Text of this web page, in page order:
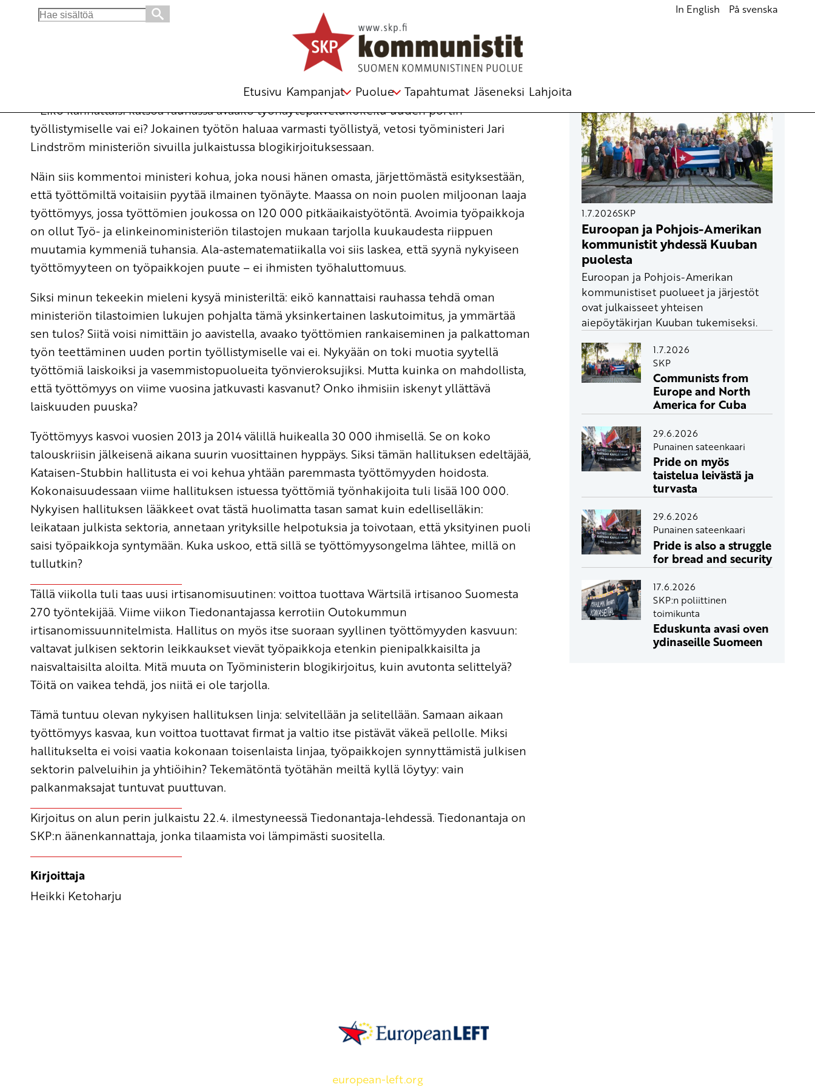
Search
In English På svenska
Etusivu Kampanjat Puolue Tapahtumat Jäseneksi Lahjoita
– Eikö kannattaisi katsoa rauhassa avaako työnäytepalvelukokeilu uuden portin
työllistymiselle vai ei? Jokainen työtön haluaa varmasti työllistyä, vetosi työministeri Jari
Lindström ministeriön sivuilla julkaistussa blogikirjoituksessaan.
Näin siis kommentoi ministeri kohua, joka nousi hänen omasta, järjettömästä esityksestään,
että työttömiltä voitaisiin pyytää ilmainen työnäyte. Maassa on noin puolen miljoonan laaja
työttömyys, jossa työttömien joukossa on 120 000 pitkäaikaistyötöntä. Avoimia työpaikkoja
on ollut Työ- ja elinkeinoministeriön tilastojen mukaan tarjolla kuukaudesta riippuen
muutamia kymmeniä tuhansia. Ala-astematematiikalla voi siis laskea, että syynä nykyiseen
työttömyyteen on työpaikkojen puute – ei ihmisten työhaluttomuus.
Siksi minun tekeekin mieleni kysyä ministeriltä: eikö kannattaisi rauhassa tehdä oman
ministeriön tilastoimien lukujen pohjalta tämä yksinkertainen laskutoimitus, ja ymmärtää
sen tulos? Siitä voisi nimittäin jo aavistella, avaako työttömien rankaiseminen ja palkattoman
työn teettäminen uuden portin työllistymiselle vai ei. Nykyään on toki muotia syytellä
työttömiä laiskoiksi ja vasemmistopuolueita työnvieroksujiksi. Mutta kuinka on mahdollista,
että työttömyys on viime vuosina jatkuvasti kasvanut? Onko ihmisiin iskenyt yllättävä
laiskuuden puuska?
Työttömyys kasvoi vuosien 2013 ja 2014 välillä huikealla 30 000 ihmisellä. Se on koko
talouskriisin jälkeisenä aikana suurin vuosittainen hyppäys. Siksi tämän hallituksen edeltäjää,
Kataisen-Stubbin hallitusta ei voi kehua yhtään paremmasta työttömyyden hoidosta.
Kokonaisuudessaan viime hallituksen istuessa työttömiä työnhakijoita tuli lisää 100 000.
Nykyisen hallituksen lääkkeet ovat tästä huolimatta tasan samat kuin edelliselläkin:
leikataan julkista sektoria, annetaan yrityksille helpotuksia ja toivotaan, että yksityinen puoli
saisi työpaikkoja syntymään. Kuka uskoo, että sillä se työttömyysongelma lähtee, millä on
tullutkin?
Tällä viikolla tuli taas uusi irtisanomisuutinen: voittoa tuottava Wärtsilä irtisanoo Suomesta
270 työntekijää. Viime viikon Tiedonantajassa kerrotiin Outokummun
irtisanomissuunnitelmista. Hallitus on myös itse suoraan syyllinen työttömyyden kasvuun:
valtavat julkisen sektorin leikkaukset vievät työpaikkoja etenkin pienipalkkaisilta ja
naisvaltaisilta aloilta. Mitä muuta on Työministerin blogikirjoitus, kuin avutonta selittelyä?
Töitä on vaikea tehdä, jos niitä ei ole tarjolla.
Tämä tuntuu olevan nykyisen hallituksen linja: selvitellään ja selitellään. Samaan aikaan
työttömyys kasvaa, kun voittoa tuottavat firmat ja valtio itse pistävät väkeä pellolle. Miksi
hallitukselta ei voisi vaatia kokonaan toisenlaista linjaa, työpaikkojen synnyttämistä julkisen
sektorin palveluihin ja yhtiöihin? Tekemätöntä työtähän meiltä kyllä löytyy: vain
palkanmaksajat tuntuvat puuttuvan.
Kirjoitus on alun perin julkaistu 22.4. ilmestyneessä Tiedonantaja-lehdessä. Tiedonantaja on
SKP:n äänenkannattaja, jonka tilaamista voi lämpimästi suositella.
Kirjoittaja
Heikki Ketoharju
1.7.2026SKP
Euroopan ja Pohjois-Amerikan
kommunistit yhdessä Kuuban
puolesta
Euroopan ja Pohjois-Amerikan
kommunistiset puolueet ja järjestöt
ovat julkaisseet yhteisen
aiepöytäkirjan Kuuban tukemiseksi.
1.7.2026
SKP
Communists from
Europe and North
America for Cuba
29.6.2026
Punainen sateenkaari
Pride on myös
taistelua leivästä ja
turvasta
29.6.2026
Punainen sateenkaari
Pride is also a struggle
for bread and security
17.6.2026
SKP:n poliittinen
toimikunta
Eduskunta avasi oven
ydinaseille Suomeen
european-left.org